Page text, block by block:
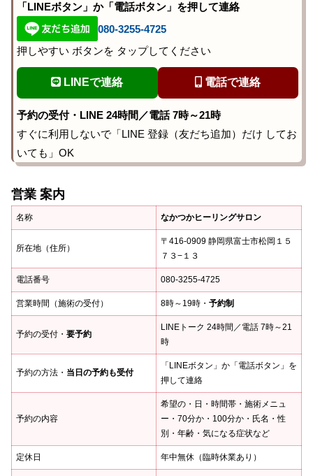
「LINEボタン」か「電話ボタン」を押して連絡
080-3255-4725
押しやすい ボタンを タップしてください
LINEで連絡 電話で連絡
予約の受付・LINE 24時間／電話 7時～21時
すぐに利用しないで「LINE 登録（友だち追加）だけ してお
いても」OK
営業 案内
名称 なかつかヒーリングサロン
所在地（住所）
〒416-0909 静岡県富士市松岡１５
７３−１３
電話番号 080-3255-4725
営業時間（施術の受付） 8時～19時・ 予約制
予約の受付・ 要予約
LINEトーク 24時間／電話 7時～21
時
予約の方法・ 当日の予約も受付
「LINEボタン」か「電話ボタン」を
押して連絡
予約の内容
希望の・日・時間帯・施術メニュ
ー・70分か・100分か・氏名・性
別・年齢・気になる症状など
定休日 年中無休（臨時休業あり）